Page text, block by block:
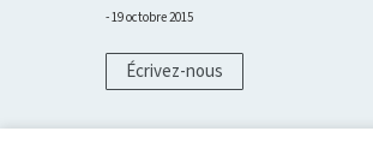
19 octobre 2015
Écrivez-nous